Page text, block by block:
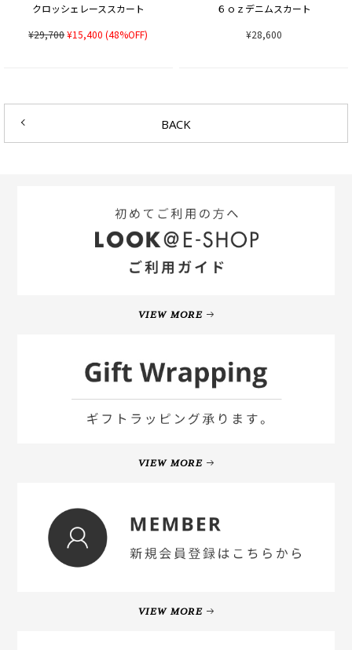
クロッシェレーススカート
¥29,700¥15,400 (48%OFF)
６ｏｚデニムスカート
¥28,600
BACK
VIEW MORE
VIEW MORE
VIEW MORE